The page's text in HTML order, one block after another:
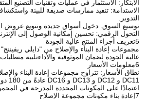
الابتكار: الاستثمار في عمليات وتقنيات التصنيع
الاستدامة: تنفيذ ممارسات صديقة للبيئة واستكشاف
التدوير.
توسيع السوق: دخول أسواق جديدة وتنويع عروض
التحول الرقمي: تحسين إمكانية الوصول إلى
5تعريف أجزاء المنتج عالية الجودة
مجموعات إعادة البناء والإصلاح من "دايلي
عالية الجودة لضمان الموثوقية والأداءتلبية
6معلومات الأسعار
اعتمادًا على المكونات المحددة المدرجة في
7إعادة بناء مكونات مجموعة الإصلاح